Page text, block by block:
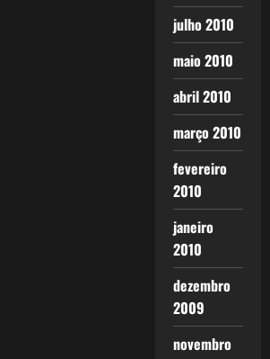
julho 2010
maio 2010
abril 2010
março 2010
fevereiro
2010
janeiro
2010
dezembro
2009
novembro